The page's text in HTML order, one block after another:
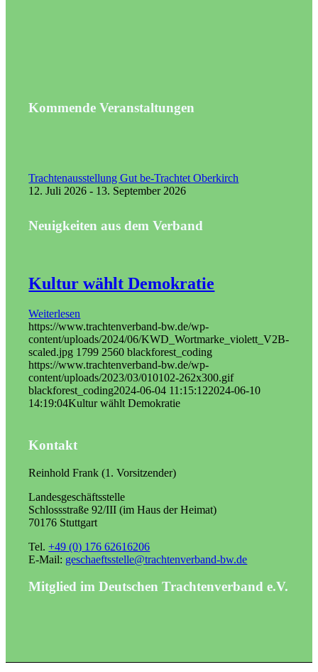
Kommende Veranstaltungen
Trachtenausstellung Gut be-Trachtet Oberkirch
12. Juli 2026 - 13. September 2026
Neuigkeiten aus dem Verband
Kultur wählt Demokratie
Weiterlesen
https://www.trachtenverband-bw.de/wp-
content/uploads/2024/06/KWD_Wortmarke_violett_V2B-
scaled.jpg 1799 2560 blackforest_coding
https://www.trachtenverband-bw.de/wp-
content/uploads/2023/03/010102-262x300.gif
blackforest_coding2024-06-04 11:15:122024-06-10
14:19:04Kultur wählt Demokratie
Kontakt
Reinhold Frank (1. Vorsitzender)
Landesgeschäftsstelle
Schlossstraße 92/III (im Haus der Heimat)
70176 Stuttgart
Tel.+49 (0) 176 62616206
E-Mail: geschaeftsstelle@trachtenverband-bw.de
Mitglied im Deutschen Trachtenverband e.V.